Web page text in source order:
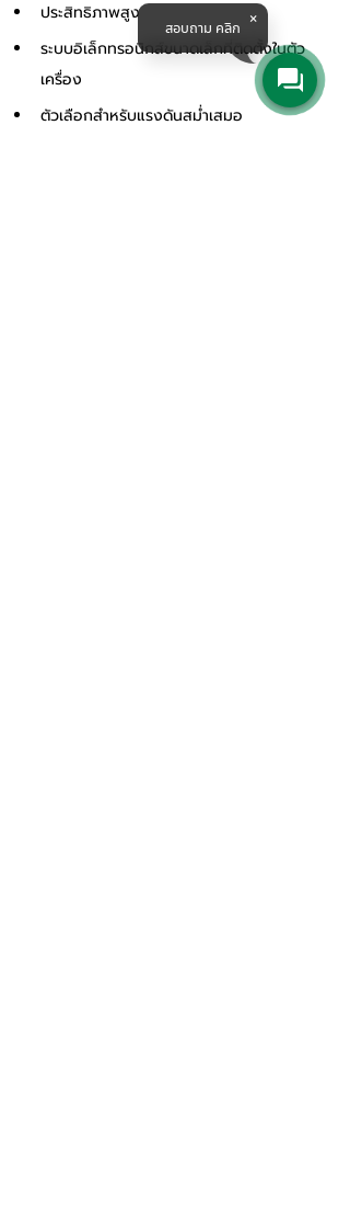
ประสิทธิภาพสูง
ระบบอิเล็กทรอนิกส์ขนาดเล็กที่ติดตั้งในตัว
เครื่อง
ตัวเลือกสำหรับแรงดันสม่ำเสมอ
สอบถาม คลิก